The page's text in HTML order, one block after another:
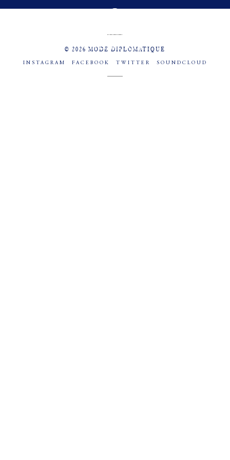
© 2026 MODE DIPLOMATIQUE
INSTAGRAM FACEBOOK TWITTER SOUNDCLOUD